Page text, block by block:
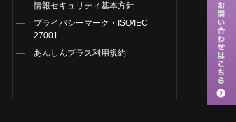
情報セキュリティ基本方針
プライバシーマーク・ISO/IEC
27001
あんしんプラス利用規約